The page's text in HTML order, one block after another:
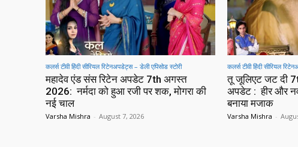
कलर्स टीवी हिंदी सीरियल रिटेनअपडेट्स – डेली एपिसोड स्टोरी
महादेव एंड संस रिटेन अपडेट 7th अगस्त
2026: नर्मदा को हुआ रजी पर शक, मोगरा की
नई चाल
Varsha Mishra - August 7, 2026
कलर्स टीवी हिंदी सीरियल
तू जूलिएट जट दी
अपडेट : हीर और
बनाया मजाक
Varsha Mishra -